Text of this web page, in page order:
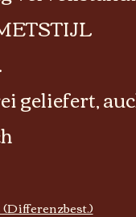
geliefert,